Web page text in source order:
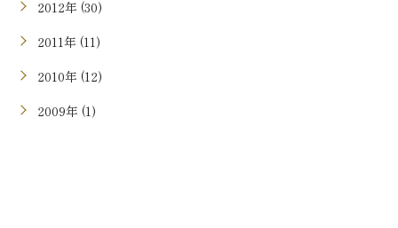
2012年 (30)
2011年 (11)
2010年 (12)
2009年 (1)